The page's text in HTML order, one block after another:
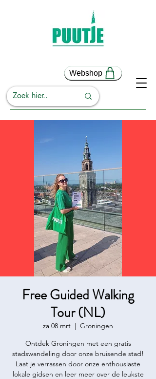
Webshop
Free Guided Walking
Tour (NL)
za 08 mrt
  |
Groningen
Ontdek Groningen met een gratis
stadswandeling door onze bruisende stad!
Laat je verrassen door onze enthousiaste
lokale gidsen en leer meer over de leukste